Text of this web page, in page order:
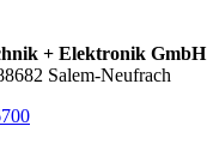
+ Elektronik GmbH
Salem-Neufrach